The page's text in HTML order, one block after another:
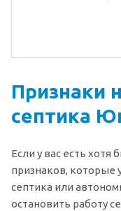
Признаки
септика
Если у вас есть
признаков, которые
септика или
остановить работу